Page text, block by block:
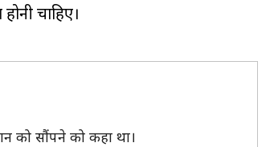
चाहिए।
को सौंपने को कहा था।